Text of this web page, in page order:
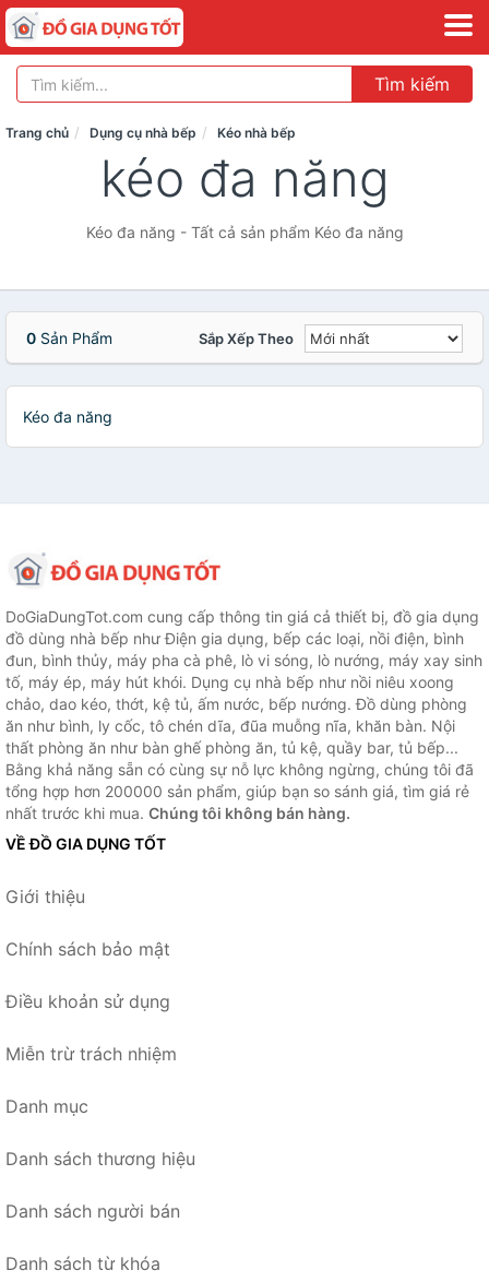
Tìm kiếm
Trang chủ Dụng cụ nhà bếp Kéo nhà bếp
kéo đa năng
Kéo đa năng - Tất cả sản phẩm Kéo đa năng
0 Sản Phẩm Sắp Xếp Theo
Kéo đa năng
DoGiaDungTot.com cung cấp thông tin giá cả thiết bị, đồ gia dụng
đồ dùng nhà bếp như Điện gia dụng, bếp các loại, nồi điện, bình
đun, bình thủy, máy pha cà phê, lò vi sóng, lò nướng, máy xay sinh
tố, máy ép, máy hút khói. Dụng cụ nhà bếp như nồi niêu xoong
chảo, dao kéo, thớt, kệ tủ, ấm nước, bếp nướng. Đồ dùng phòng
ăn như bình, ly cốc, tô chén dĩa, đũa muỗng nĩa, khăn bàn. Nội
thất phòng ăn như bàn ghế phòng ăn, tủ kệ, quầy bar, tủ bếp...
Bằng khả năng sẵn có cùng sự nỗ lực không ngừng, chúng tôi đã
tổng hợp hơn 200000 sản phẩm, giúp bạn so sánh giá, tìm giá rẻ
nhất trước khi mua. Chúng tôi không bán hàng.
VỀ ĐỒ GIA DỤNG TỐT
Giới thiệu
Chính sách bảo mật
Điều khoản sử dụng
Miễn trừ trách nhiệm
Danh mục
Danh sách thương hiệu
Danh sách người bán
Danh sách từ khóa